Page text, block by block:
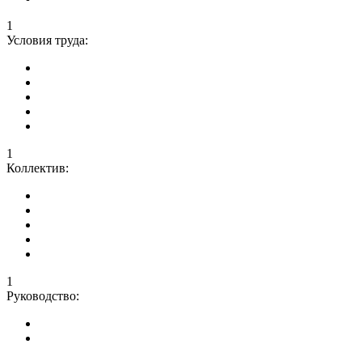
1
Условия труда:
1
Коллектив:
1
Руководство: